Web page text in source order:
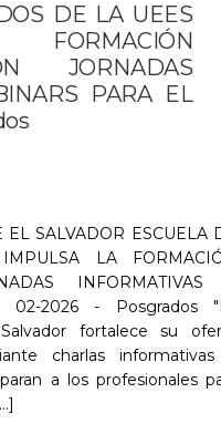
DE LA UEES
JORNADAS
PARA EL
SALVADOR ESCUELA
LA
02-2026 - Posgrados
fortalece su
charlas
a los profesionales